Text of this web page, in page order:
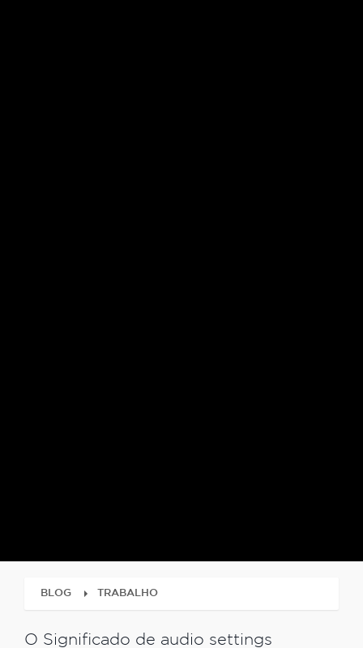
BLOG TRABALHO
O Significado de audio settings